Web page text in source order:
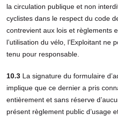
la circulation publique et non
cyclistes dans le respect du code
contrevient aux lois et règlements
l’utilisation du vélo, l’Exploitant ne
tenu pour responsable.
10.3 La signature du formulaire
implique que ce dernier a pris
entièrement et sans réserve
présent règlement public d’usage